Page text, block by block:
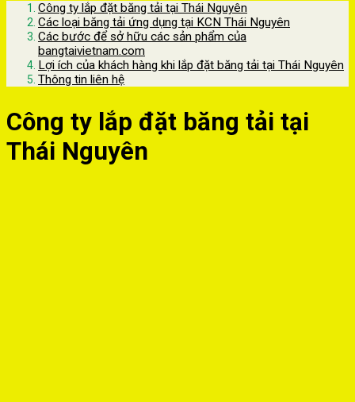
Công ty lắp đặt băng tải tại Thái Nguyên
Các loại băng tải ứng dụng tại KCN Thái Nguyên
Các bước để sở hữu các sản phẩm của
bangtaivietnam.com
Lợi ích của khách hàng khi lắp đặt băng tải tại Thái Nguyên
Thông tin liên hệ
Công ty lắp đặt băng tải tại
Thái Nguyên